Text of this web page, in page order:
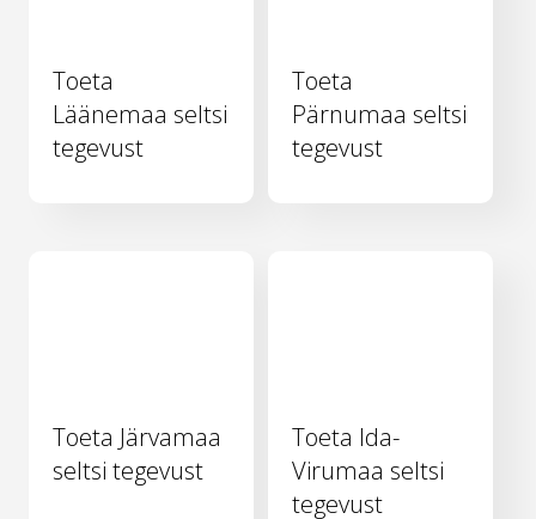
Toeta
Läänemaa seltsi
tegevust
Toeta
Pärnumaa seltsi
tegevust
Toeta Järvamaa
seltsi tegevust
Toeta Ida-
Virumaa seltsi
tegevust